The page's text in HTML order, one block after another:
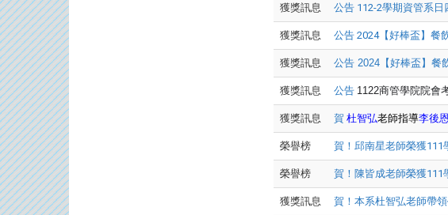
獲獎訊息 公告 112-2學期資管系
獲獎訊息 公告 2024【好棒盃】餐
獲獎訊息 公告 2024【好棒盃】餐
獲獎訊息 公告 1122商管學院院會
獲獎訊息 賀 杜智弘老師指導李後恩
榮譽榜 賀！邱南星老師榮獲111
榮譽榜 賀！陳皆成老師榮獲111
獲獎訊息 賀！本系杜智弘老師帶